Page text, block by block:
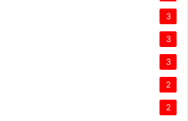
3
3
3
2
2